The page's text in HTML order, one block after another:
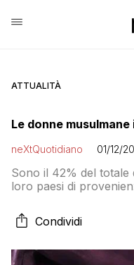
ATTUALITÀ
Le donne musulmane
neXtQuotidiano 01/12/
Sono il 42% del totale
loro paesi di
Condividi